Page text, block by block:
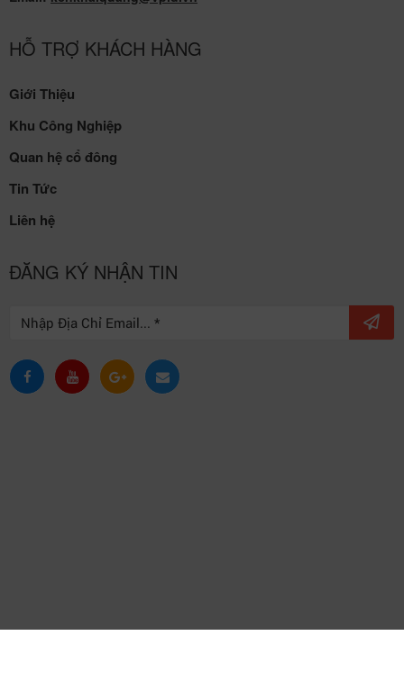
HỖ TRỢ KHÁCH HÀNG
Giới Thiệu
Khu Công Nghiệp
Quan hệ cổ đông
Tin Tức
Liên hệ
ĐĂNG KÝ NHẬN TIN